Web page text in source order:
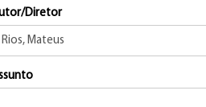
Diretor